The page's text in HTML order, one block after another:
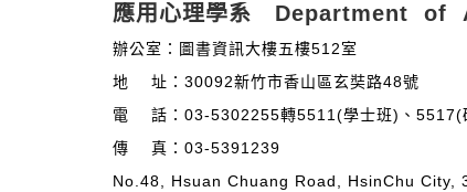
應用心理學系 Department of
辦公室：圖書資訊大樓五樓512室
地 址：30092新竹市香山區玄奘路48號
電 話：03-5302255轉5511(學士班)、5517(
傳 真：03-5391239
No.48, Hsuan Chuang Road, HsinChu City,